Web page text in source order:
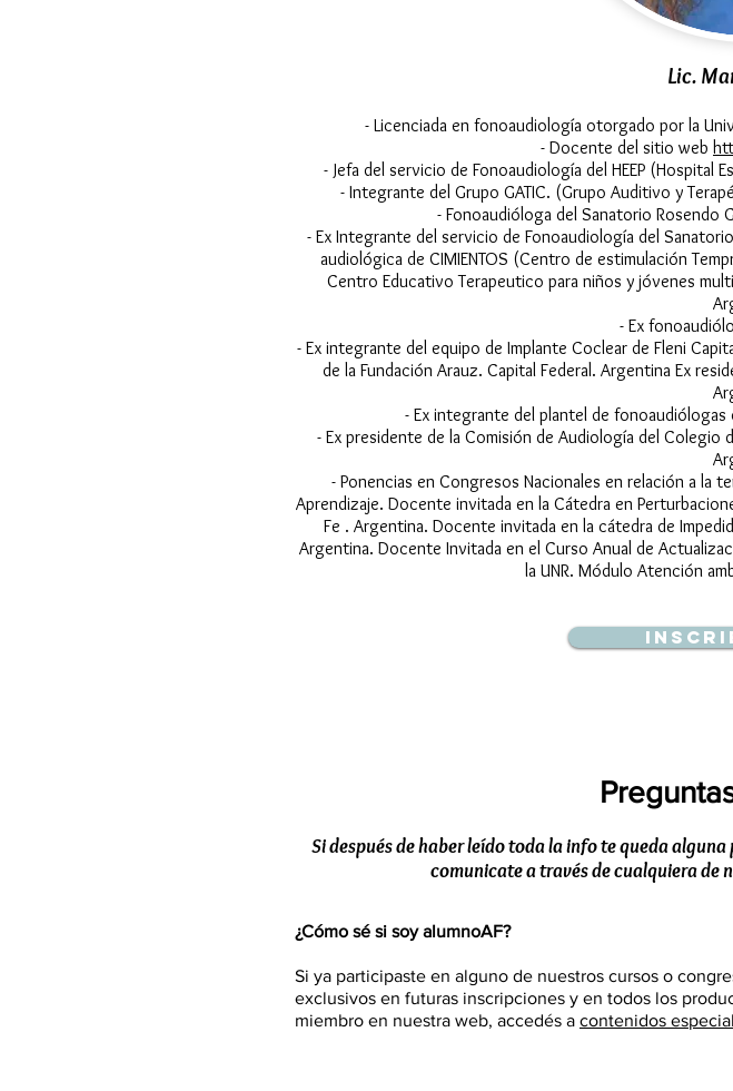
Lic.
- Licenciada en fonoaudiología otorgado por la
- Docente del sitio web
- Jefa del servicio de Fonoaudiología del HEEP (Hospital
- Integrante del Grupo GATIC. (Grupo Auditivo y
- Fonoaudióloga del Sanatorio Rosendo
- Ex Integrante del servicio de Fonoaudiología del
audiológica de CIMIENTOS (Centro de estimulación
Centro Educativo Terapeutico para niños y jóvenes
- Ex
- Ex integrante del equipo de Implante Coclear de Fleni
de la Fundación Arauz. Capital Federal. Argentina Ex
- Ex integrante del plantel de fonoaudiólogas
- Ex presidente de la Comisión de Audiología del
- Ponencias en Congresos Nacionales en relación a la
Aprendizaje. Docente invitada en la Cátedra en
Fe . Argentina. Docente invitada en la cátedra de
Argentina. Docente Invitada en el Curso Anual de
la UNR. Módulo Atención
Si después de haber leído toda la info te queda
comunicate a través de cualquiera de
¿Cómo sé si soy alumnoAF?
Si ya participaste en alguno de nuestros cursos o
exclusivos en futuras inscripciones y en todos los
miembro en nuestra web, accedés a contenidos